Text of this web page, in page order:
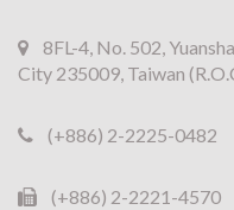
8FL-4, No. 502,
City 235009, Taiwan
(+886) 2-2225-0482
(+886) 2-2221-4570